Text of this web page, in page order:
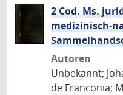
2 Cod. Ms.
medizinisch-
Autoren
Unbekannt;
de Franconia;